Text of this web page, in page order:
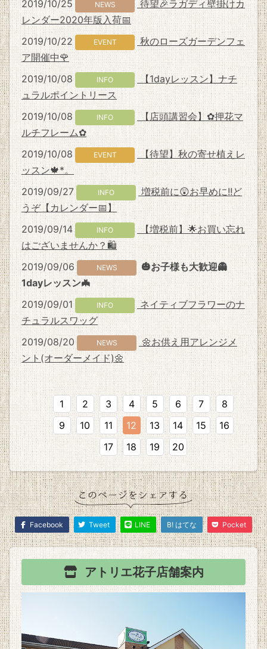
2019/10/25 NEWS
待望🎉ラガディ壁掛けカ
レンダー2020年版入荷📅
2019/10/22
EVENT
秋のローズガーデンフェ
ア開催中🌹
2019/10/08
INFO
【1dayレッスン】ナチ
ュラルポイントリース
2019/10/08
INFO
【店頭講習会】✿押花マ
ルチフレーム✿
2019/10/08
EVENT
【待望】秋の寄せ植えレ
ッスン🍁*。
2019/09/27
INFO
増税前に😲お早めに!!ど
うぞ【カレンダー📅】
2019/09/14
INFO
【増税前】🌟お買い忘れ
はございませんか？🛍
2019/09/06
NEWS
🎃お子様も大歓迎👻
1dayレッスン🦇
2019/09/01
INFO
ネイティブフラワーのナ
チュラルスワッグ
2019/08/20
NEWS
🌼お供え用アレンジメ
ント(オーダーメイド)🌼
1 2 3 4 5 6 7
8
9
10 11 12 13 14 15
16
17
18 19 20
Facebook Tweet LINE B! はてな Pocket
アトリエ花子店舗案内